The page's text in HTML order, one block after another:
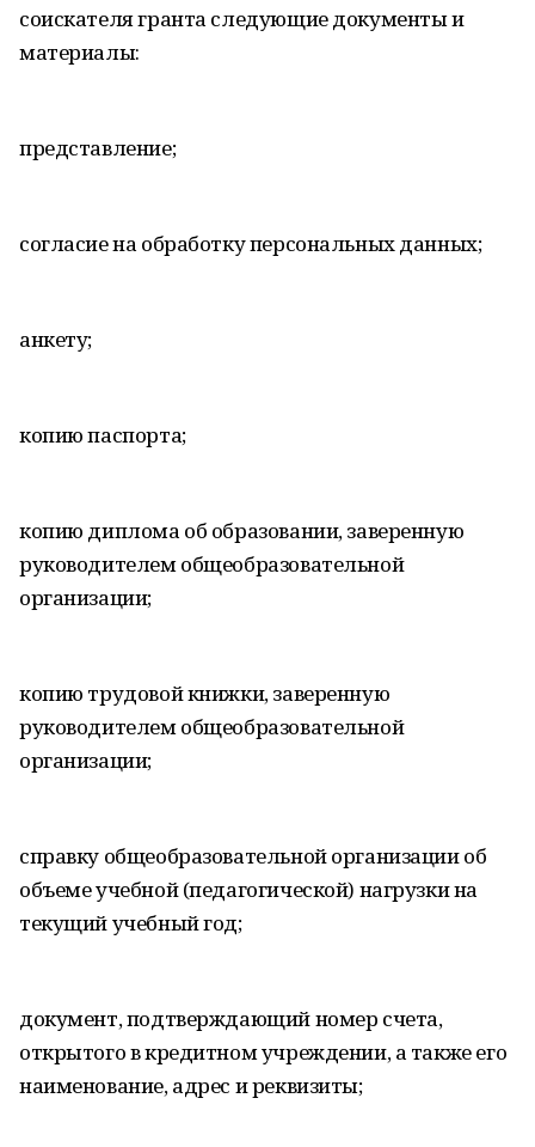
соискателя гранта следующие документы и
материалы:
представление;
согласие на обработку персональных данных;
анкету;
копию паспорта;
копию диплома об образовании, заверенную
руководителем общеобразовательной
организации;
копию трудовой книжки, заверенную
руководителем общеобразовательной
организации;
справку общеобразовательной организации об
объеме учебной (педагогической) нагрузки на
текущий учебный год;
документ, подтверждающий номер счета,
открытого в кредитном учреждении, а также его
наименование, адрес и реквизиты;